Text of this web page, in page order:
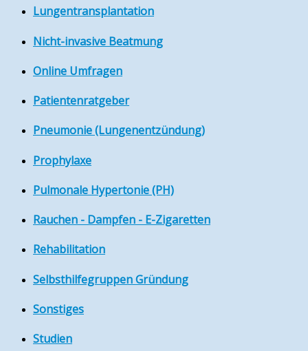
Lungentransplantation
Nicht-invasive Beatmung
Online Umfragen
Patientenratgeber
Pneumonie (Lungenentzündung)
Prophylaxe
Pulmonale Hypertonie (PH)
Rauchen - Dampfen - E-Zigaretten
Rehabilitation
Selbsthilfegruppen Gründung
Sonstiges
Studien